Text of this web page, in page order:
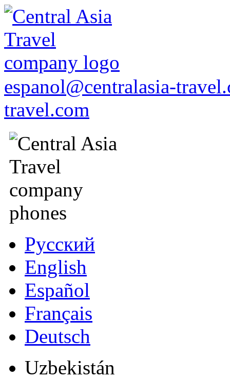
espanol@centralasia-
travel.com
Русский
English
Español
Français
Deutsch
Uzbekistán